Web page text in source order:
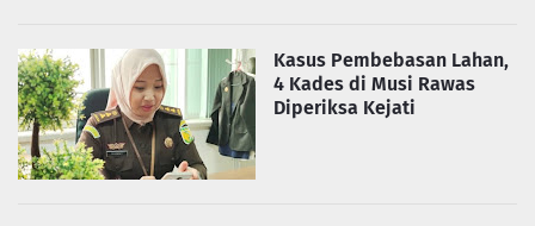
Kasus Pembebasan Lahan,
4 Kades di Musi Rawas
Diperiksa Kejati